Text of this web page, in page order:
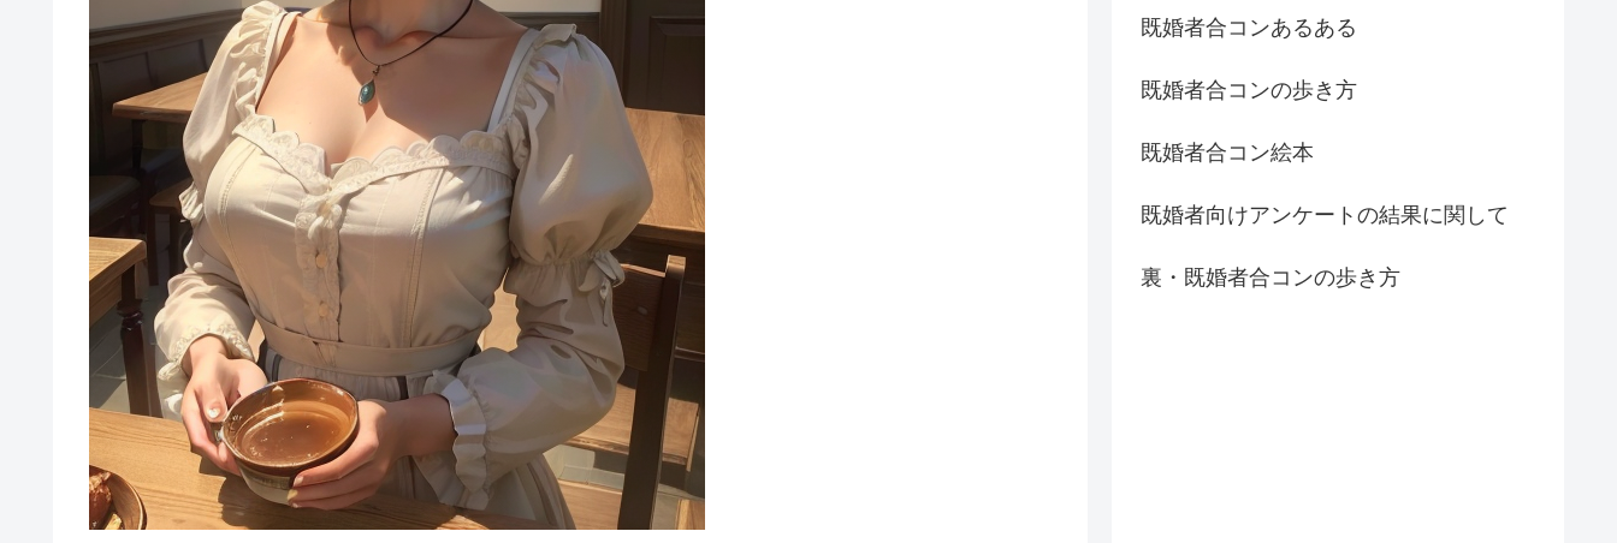
既婚者合コンあるある
既婚者合コンの歩き方
既婚者合コン絵本
既婚者向けアンケートの結果に関して
裏・既婚者合コンの歩き方